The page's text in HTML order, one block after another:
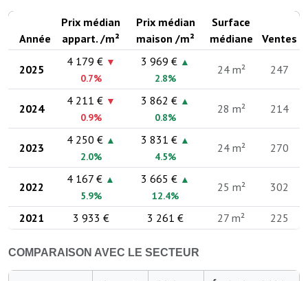
Année
Prix médian
appart. /m²
Prix médian
maison /m²
Surface
médiane
Ventes
2025
4 179 € ▼
0.7%
3 969 € ▲
2.8%
24 m² 247
2024
4 211 € ▼
0.9%
3 862 € ▲
0.8%
28 m² 214
2023
4 250 € ▲
2.0%
3 831 € ▲
4.5%
24 m² 270
2022
4 167 € ▲
5.9%
3 665 € ▲
12.4%
25 m² 302
2021 3 933 € 3 261 € 27 m² 225
COMPARAISON AVEC LE SECTEUR